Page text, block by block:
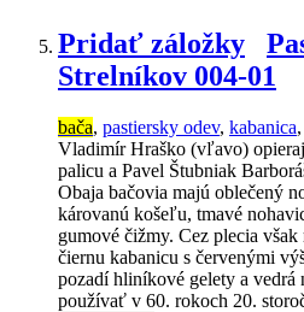
Pridať záložky
Strelníkov 004-01
bača, pastiersky odev, kabanica,
Vladimír Hraško (vľavo)
palicu a Pavel Štubniak
Obaja bačovia majú oblečený
károvanú košeľu, tmavé
gumové čižmy. Cez plecia
čiernu kabanicu s červenými
pozadí hliníkové gelety a vedrá
používať v 60. rokoch 20.